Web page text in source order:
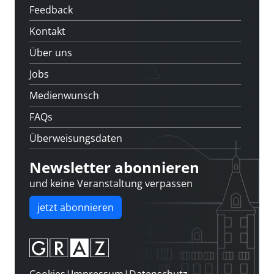
Feedback
Kontakt
Über uns
Jobs
Medienwunsch
FAQs
Überweisungsdaten
Newsletter abonnieren
und keine Veranstaltung verpassen
jetzt abonnieren